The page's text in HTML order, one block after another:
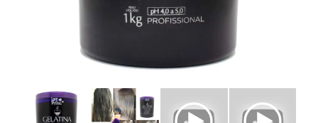
Levering en Betaling
Veelgestelde vragen